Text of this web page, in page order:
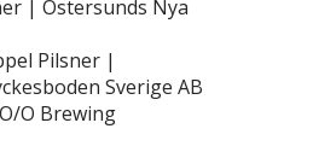
| Östersunds Nya
Pilsner |
Sverige AB
O Brewing